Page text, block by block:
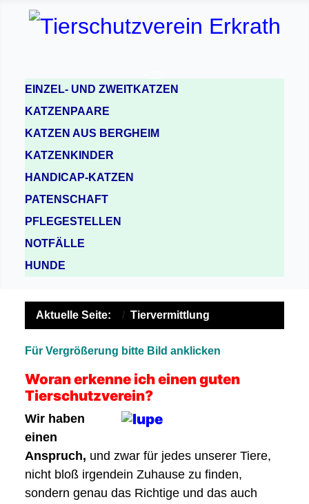
EINZEL- UND ZWEITKATZEN
KATZENPAARE
KATZEN AUS BERGHEIM
KATZENKINDER
HANDICAP-KATZEN
PATENSCHAFT
PFLEGESTELLEN
NOTFÄLLE
HUNDE
Aktuelle Seite: Tiervermittlung
Für Vergrößerung bitte Bild anklicken
Woran erkenne ich einen guten
Tierschutzverein?
Wir haben
einen
Anspruch, und zwar für jedes unserer Tiere,
nicht bloß irgendein Zuhause zu finden,
sondern genau das Richtige und das auch